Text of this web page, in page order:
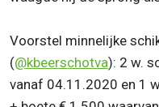
Voorstel minnelijke
(@kbeerschotva): 2 w.
vanaf 04.11.2020 en 1